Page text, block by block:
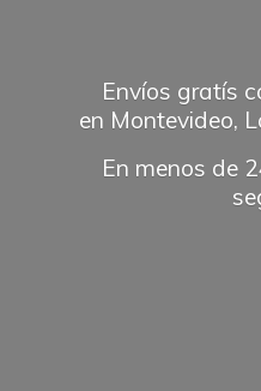
Envíos gratís
en Montevideo,
En menos de